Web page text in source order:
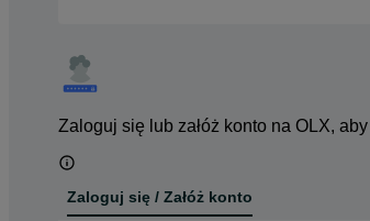
Zaloguj się lub załóż konto na OLX,
Zaloguj się / Załóż konto